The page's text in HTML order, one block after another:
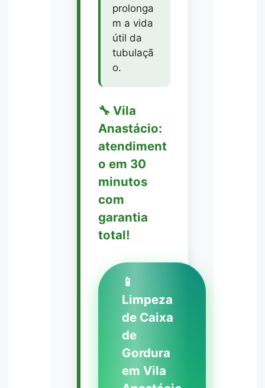
prolonga
m a vida
útil da
tubulaçã
o.
🔧 Vila
Anastácio:
atendiment
o em 30
minutos
com
garantia
total!
📱
Limpeza
de Caixa
de
Gordura
em Vila